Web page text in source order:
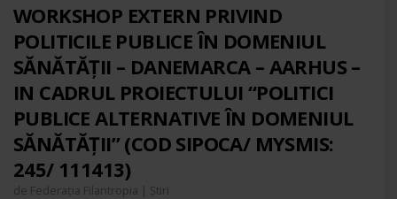
WORKSHOP EXTERN PRIVIND
POLITICILE PUBLICE ÎN DOMENIUL
SĂNĂTĂȚII – DANEMARCA – AARHUS –
IN CADRUL PROIECTULUI “POLITICI
PUBLICE ALTERNATIVE ÎN DOMENIUL
SĂNĂTĂȚII” (COD SIPOCA/ MYSMIS:
245/ 111413)
de Federația Filantropia | Știri